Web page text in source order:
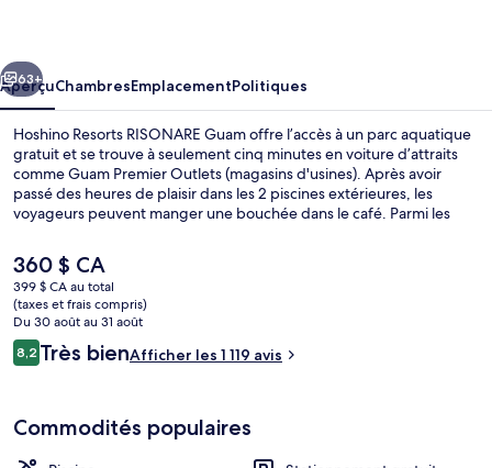
Guam
Suivant
63+
AperçuChambresEmplacementPolitiques
Hoshino Resorts RISONARE Guam offre l’accès à un parc aquatique
gratuit et se trouve à seulement cinq minutes en voiture d’attraits
comme Guam Premier Outlets (magasins d'usines). Après avoir
passé des heures de plaisir dans les 2 piscines extérieures, les
voyageurs peuvent manger une bouchée dans le café. Parmi les
pour enfants. Les autres voyageurs ne disent que du bien en ce qui
concerne le personnel serviable et les commodités familiales.
Le
prix
actuel
est
de 360 $ CA
360 $ CA
399 $ CA au total
(taxes et frais compris)
Du 30 août au 31 août
Avis
8,28,2 sur 10 –
Très bienAfficher les 1 119 avis
Commodités populaires